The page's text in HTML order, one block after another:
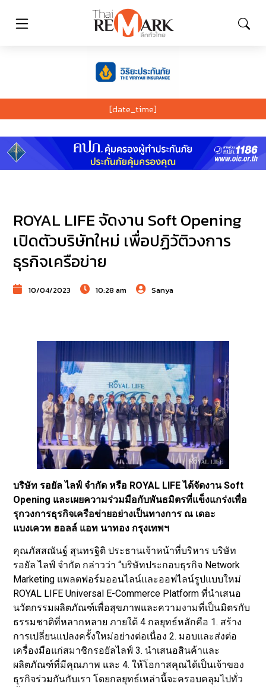
[date_time]
ROYAL LIFE จัดงาน Soft Opening
เปิดตัวบริษัทใหม่ เพื่อปฏิวัติวงการ
ธุรกิจเครือข่าย
10/04/2023 10:28 am Sanya
บริษัท รอยัล ไลฟ์ จำกัด หรือ ROYAL LIFE ได้จัดงาน Soft
Opening และเผยความร่วมมือกับพันธมิตรที่แข็งแกร่งเพื่อ
รุกวงการธุรกิจเครือข่ายอย่างเป็นทางการ ณ เดอะ
แบงเควท ฮอลล์ แอท นาทอง กรุงเทพฯ
คุณภัสสณันฐ์ สุนทรฐิติ ประธานเจ้าหน้าที่บริหาร บริษัท
รอยัล ไลฟ์ จำกัด กล่าวว่า “บริษัทประกอบธุรกิจ Network
Marketing แพลตฟอร์มออนไลน์และออฟไลน์รูปแบบใหม่
ROYAL LIFE Universal E-Commerce Platform ที่นำเสนอ
นวัตกรรมผลิตภัณฑ์เพื่อสุขภาพและความงามที่เป็นมิตรกับ
ธรรมชาติที่หลากหลาย ภายใต้ 4 กลยุทธ์หลักคือ 1. สร้าง
การเปลี่ยนแปลงครั้งใหม่อย่างต่อเนื่อง 2. มอบและส่งต่อ
เครื่องมือแก่สมาชิกรอยัลไลฟ์ 3. นำเสนอสินค้าและ
ผลิตภัณฑ์ที่มีคุณภาพ และ 4. ให้โอกาสคุณได้เป็นเจ้าของ
ธุรกิจร่วมกันกับเรา โดยกลยุทธ์เหล่านี้จะครอบคลุมไปทั่ว